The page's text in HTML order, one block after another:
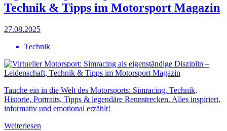
Technik & Tipps im Motorsport Magazin
27.08.2025
Technik
Tauche ein in die Welt des Motorsports: Simracing, Technik,
Historie, Portraits, Tipps & legendäre Rennstrecken. Alles inspiriert,
informativ und emotional erzählt!
Weiterlesen